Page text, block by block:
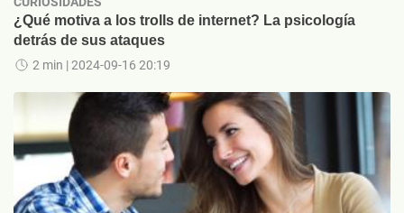
¿Qué motiva a los trolls de internet? La psicología
detrás de sus ataques
2 min | 2024-09-16 20:19